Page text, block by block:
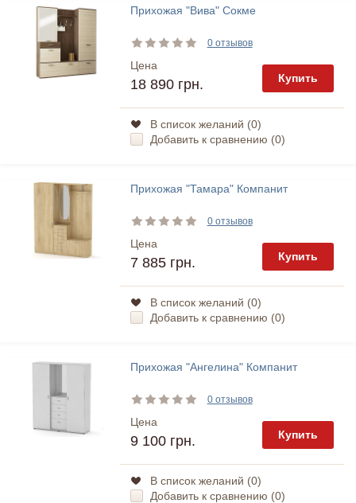
Прихожая "Вива" Сокме
0 отзывов
Цена
18 890 грн. Купить
В список желаний (0)
Добавить к сравнению (0)
Прихожая "Тамара" Компанит
0 отзывов
Цена
7 885 грн. Купить
В список желаний (0)
Добавить к сравнению (0)
Прихожая "Ангелина" Компанит
0 отзывов
Цена
9 100 грн. Купить
В список желаний (0)
Добавить к сравнению (0)